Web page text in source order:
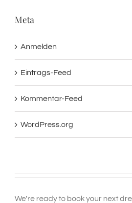
Meta
Anmelden
Eintrags-Feed
Kommentar-Feed
WordPress.org
We're ready to book your next